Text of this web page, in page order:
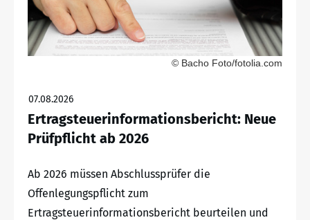
© Bacho Foto/fotolia.com
07.08.2026
Ertragsteuerinformationsbericht: Neue
Prüfpflicht ab 2026
Ab 2026 müssen Abschlussprüfer die
Offenlegungspflicht zum
Ertragsteuerinformationsbericht beurteilen und